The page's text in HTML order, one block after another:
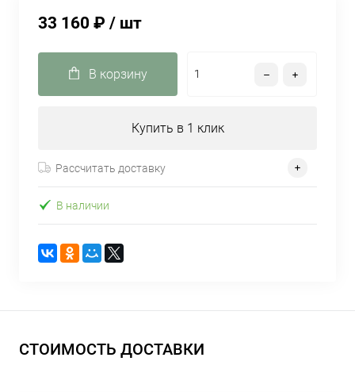
33 160 ₽ / шт
В корзину
Купить в 1 клик
Рассчитать доставку
В наличии
СТОИМОСТЬ ДОСТАВКИ